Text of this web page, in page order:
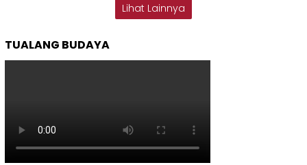
Lihat Lainnya
TUALANG BUDAYA